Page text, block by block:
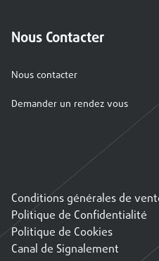
Nous Contacter
Nous contacter
Demander un rendez vous
Conditions générales de
Politique de Confidentialité
Politique de Cookies
Canal de Signalement